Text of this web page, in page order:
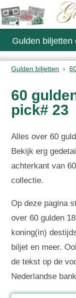
Gulden biljetten
Gulden biljetten
60
pick# 23
Alles over 60
Bekijk erg
achterkant van
collectie.
Op deze pagina
over 60 gulden
koning(in)
biljet en meer.
de tekst op de
Nederlandse